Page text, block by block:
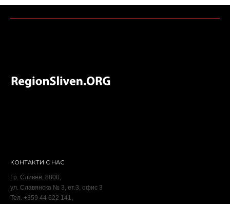
КОНТАКТИ С НАС
Гр. Сливен, 8800,
ул. Славянска № 3, ет.3, офис 3
Тел. +359 44 622 141,